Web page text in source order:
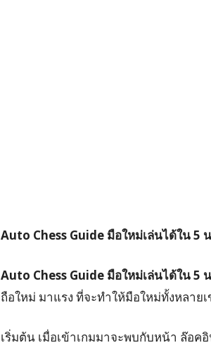
Auto Chess Guide มือใหม่เล่นได้ใน5
Auto Chess Guide มือใหม่เล่นได้ใน 5
ถือใหม่ มาแรง ที่จะทำให้มือใหม่ทั้งหลาย
เริ่มต้น เมื่อเข้าเกมมาจะพบกับหน้า ล๊อค